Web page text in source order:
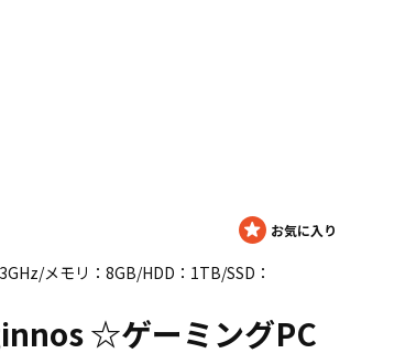
メモリ：8GB/HDD：1TB/SSD：
☆ゲーミングPC